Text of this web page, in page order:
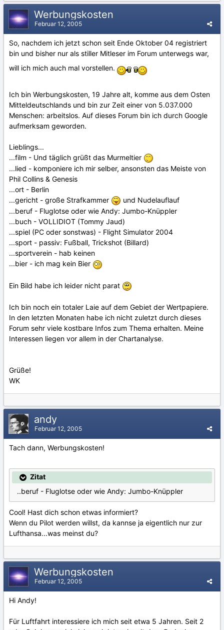
Werbungskosten
Februar 12, 2005
So, nachdem ich jetzt schon seit Ende Oktober 04 registriert
bin und bisher nur als stiller Mitleser im Forum unterwegs war,
will ich mich auch mal vorstellen.
Ich bin Werbungskosten, 19 Jahre alt, komme aus dem Osten
Mitteldeutschlands und bin zur Zeit einer von 5.037.000
Menschen: arbeitslos. Auf dieses Forum bin ich durch Google
aufmerksam geworden.
Lieblings...
...film - Und täglich grüßt das Murmeltier
...lied - komponiere ich mir selber, ansonsten das Meiste von
Phil Collins & Genesis
...ort - Berlin
...gericht - große Strafkammer
und Nudelauflauf
...beruf - Fluglotse oder wie Andy: Jumbo-Knüppler
...buch - VOLLIDIOT (Tommy Jaud)
...spiel (PC oder sonstwas) - Flight Simulator 2004
...sport - passiv: Fußball, Trickshot (Billard)
...sportverein - hab keinen
...bier - ich mag kein Bier
Ein Bild habe ich leider nicht parat
Ich bin noch ein totaler Laie auf dem Gebiet der Wertpapiere.
In den letzten Monaten habe ich nicht zuletzt durch dieses
Forum sehr viele kostbare Infos zum Thema erhalten. Meine
Interessen liegen vor allem in der Chartanalyse.
Grüße!
WK
andy
Februar 12, 2005
Tach dann, Werbungskosten!
Zitat
..beruf - Fluglotse oder wie Andy: Jumbo-Knüppler
Cool! Hast dich schon etwas informiert?
Wenn du Pilot werden willst, da kannse ja eigentlich nur zur
Lufthansa...was meinst du?
Werbungskosten
Februar 12, 2005
Hi Andy!
Für Luftfahrt interessiere ich mich seit etwa 5 Jahren. Seit 2